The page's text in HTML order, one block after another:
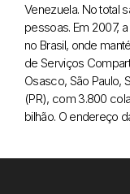
Venezuela. No total
pessoas. Em 2007,
no Brasil, onde
de Serviços
Osasco, São Paulo,
(PR), com 3.800
bilhão. O endereço